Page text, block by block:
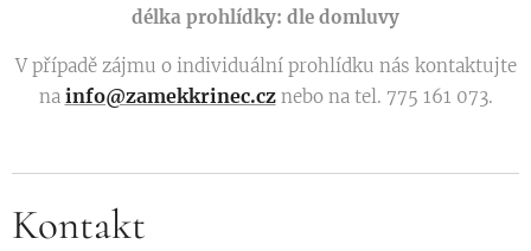
délka prohlídky: dle domluvy
V případě zájmu o individuální prohlídku nás kontaktujte
na info@zamekkrinec.cz nebo na tel. 775 161 073.
Kontakt